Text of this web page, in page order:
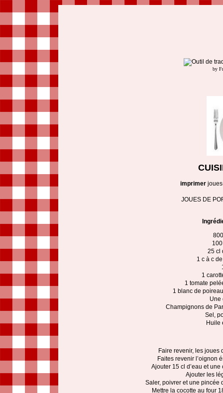
by
imprimer
JOUES DE
25 cl
1 c à c
1
1 tomate
1 blanc de
Une
Champignons de
Sel,
Huile
Faire revenir, les joues
Faites revenir l’oignon
Ajouter 15 cl d’eau et
Ajouter les
Saler, poivrer et une pincée
Mettre la cocotte au four